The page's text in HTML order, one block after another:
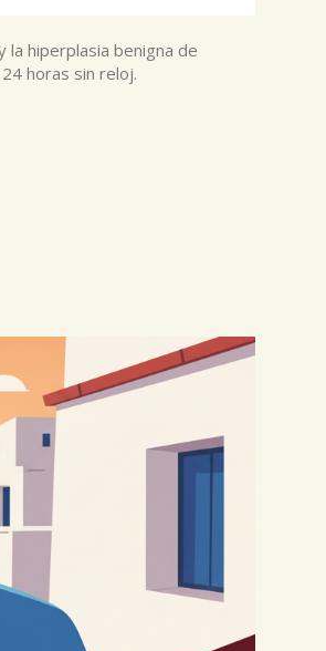
la hiperplasia benigna de
horas sin reloj.